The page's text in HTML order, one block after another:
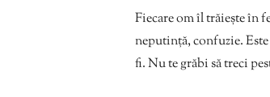
Fiecare om îl trăiește în
neputință, confuzie.
fi. Nu te grăbi să treci